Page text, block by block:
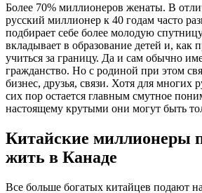
Более 70% миллионеров женаты. В
русский миллионер к 40 годам часто
подбирает себе более молодую
вкладывает в образование детей и, как
учиться за границу. Да и сам обычно
гражданство. Но с родиной при этом
бизнес, друзья, связи. Хотя для многих
сих пор остается главным смутное
настоящему крутыми они могут быть
Китайские миллионеры
жить в Канаде
Все больше богатых китайцев подают